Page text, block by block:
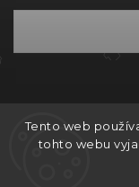
Tento web
tohto webu
Copyright